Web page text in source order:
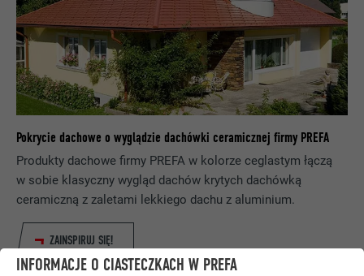
Pokrycie dachowe o wyglądzie dachówki ceramicznej firmy PREFA
Produkty dachowe firmy PREFA w kolorze ceglastym łączą
w sobie klasyczny wygląd dachów krytych dachówką
ceramiczną z zaletami lekkiego dachu z aluminium.
ZAINSPIRUJ SIĘ!
INFORMACJE O CIASTECZKACH W PREFA